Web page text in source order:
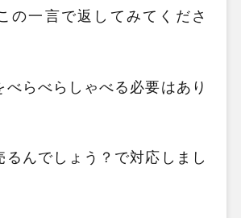
の一言で返してみてくださ
べらべらしゃべる必要はあり
るんでしょう？で対応しまし